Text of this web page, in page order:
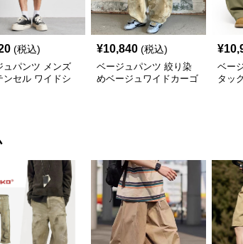
(税込)
ュパンツ メンズ
ンセル ワイドシ
¥10,840 (税込)
ベージュパンツ 絞り染
めベージュワイドカーゴ
¥
ベー
タッ